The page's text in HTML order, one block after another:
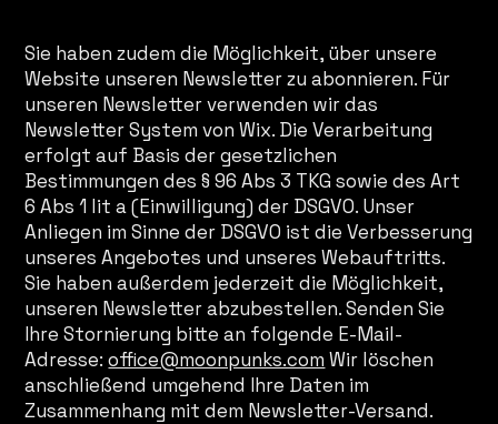
Sie haben zudem die Möglichkeit, über unsere
Website unseren Newsletter zu abonnieren. Für
unseren Newsletter verwenden wir das
Newsletter System von Wix. Die Verarbeitung
erfolgt auf Basis der gesetzlichen
Bestimmungen des § 96 Abs 3 TKG sowie des Art
6 Abs 1 lit a (Einwilligung) der DSGVO. Unser
Anliegen im Sinne der DSGVO ist die Verbesserung
unseres Angebotes und unseres Webauftritts.
Sie haben außerdem jederzeit die Möglichkeit,
unseren Newsletter abzubestellen. Senden Sie
Ihre Stornierung bitte an folgende E-Mail-
Adresse:office@moonpunks.com Wir löschen
anschließend umgehend Ihre Daten im
Zusammenhang mit dem Newsletter-Versand.